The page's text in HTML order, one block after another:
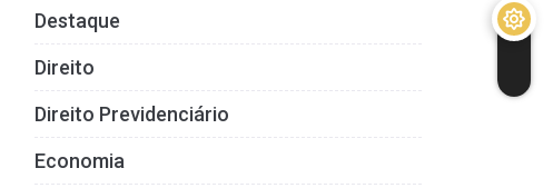
Destaque
Direito
Direito Previdenciário
Economia